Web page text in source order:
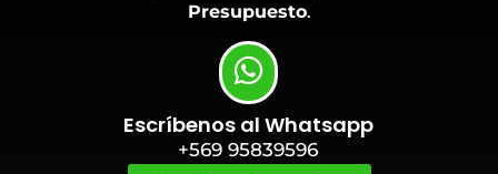
Presupuesto.
Escríbenos al Whatsapp
+569 95839596